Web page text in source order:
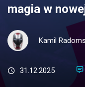
magia w
Kamil
31.12.2025